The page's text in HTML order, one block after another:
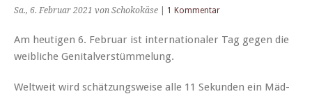
Sa., 6. Februar 2021 von Schokokäse 1 Kommentar
Am heuti­gen 6. Feb­ru­ar ist inter­na­tionaler Tag gegen die
weib­liche Genitalverstümmelung.
Weltweit wird schätzungsweise alle 11 Sekun­den ein Mäd­